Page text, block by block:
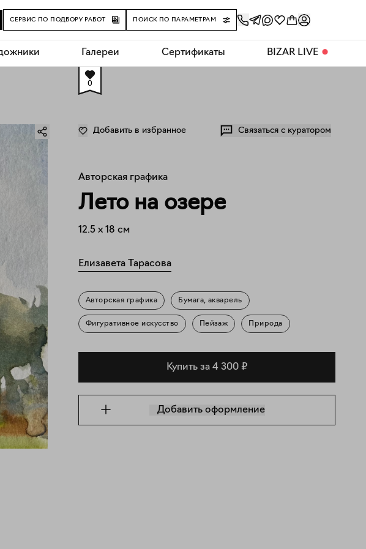
СЕРВИС ПО ПОДБОРУ РАБОТ ПОИСК ПО ПАРАМЕТРАМ
Галереи Сертификаты BIZAR LIVE ⬤
0
Добавить в избранное Связаться с куратором
Авторская графика
Лето на озере
12.5 x 18 см
Елизавета Тарасова
Авторская графика Бумага, акварель
Фигуративное искусство Пейзаж Природа
Купить за 4 300 ₽
Добавить оформление